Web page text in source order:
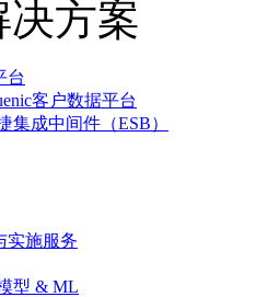
决方案
台
客户数据平台
集成中间件（ESB）
实施服务
型 & ML